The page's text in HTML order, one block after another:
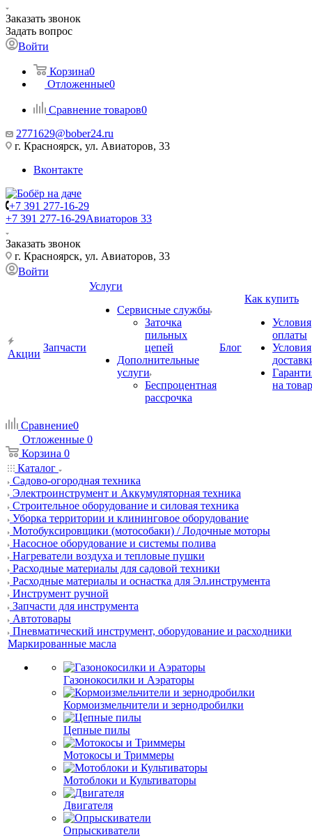
Заказать звонок
Задать вопрос
Войти
Корзина0
Отложенные0
Сравнение товаров0
2771629@bober24.ru
г. Красноярск, ул. Авиаторов, 33
Вконтакте
+7 391 277-16-29
+7 391 277-16-29Авиаторов 33
Заказать звонок
г. Красноярск, ул. Авиаторов, 33
Войти
Акции
Запчасти
Услуги
Сервисные службы
Заточка
пильных
цепей
Дополнительные
услуги
Беспроцентная
рассрочка
Блог
Как купить
Условия
оплаты
Условия
на товар
Сравнение0
Отложенные 0
Корзина 0
Каталог
Садово-огородная техника
Электроинструмент и Аккумуляторная техника
Строительное оборудование и силовая техника
Уборка территории и клининговое оборудование
Мотобуксировщики (мотособаки) / Лодочные моторы
Насосное оборудование и системы полива
Нагреватели воздуха и тепловые пушки
Расходные материалы для садовой техники
Расходные материалы и оснастка для Эл.инструмента
Инструмент ручной
Запчасти для инструмента
Автотовары
Пневматический инструмент, оборудование и расходники
Маркированные масла
Газонокосилки и Аэраторы
Кормоизмельчители и зернодробилки
Цепные пилы
Мотокосы и Триммеры
Мотоблоки и Культиваторы
Двигателя
Опрыскиватели